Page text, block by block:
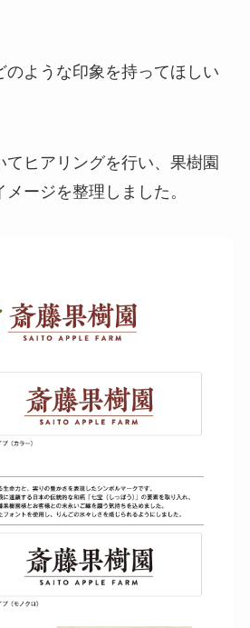
のような印象を持ってほしい
てヒアリングを行い、果樹園
ージを整理しました。